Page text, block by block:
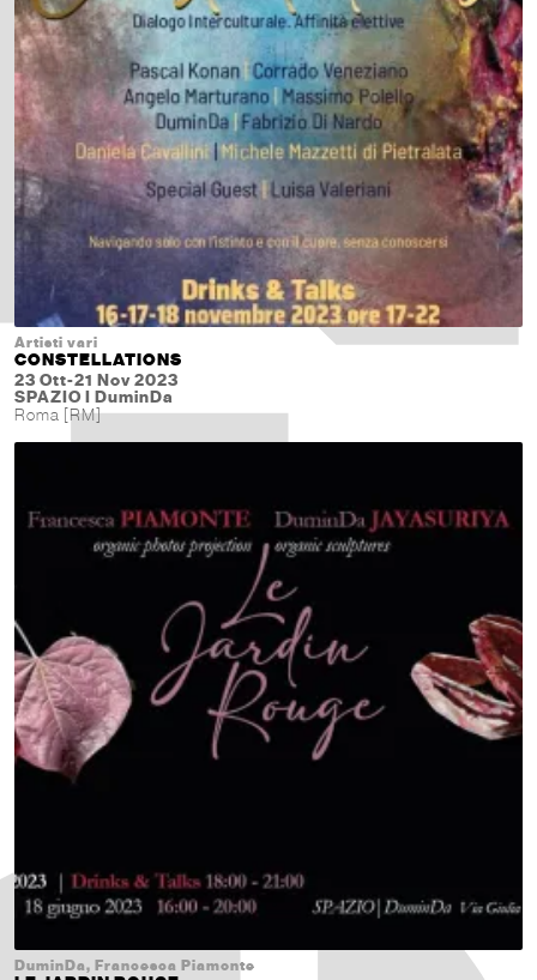
Artisti vari
CONSTELLATIONS
23 Ott-21 Nov 2023
SPAZIO I DuminDa
Roma [RM]
DuminDa, Francesca Piamonte